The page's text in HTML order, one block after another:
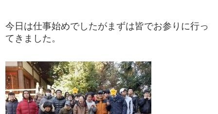
今日は仕事始めでしたがまずは皆でお参りに行っ
てきました。